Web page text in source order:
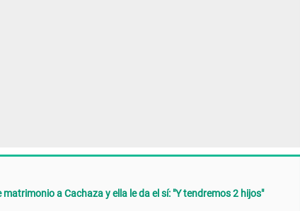
a Cachaza y ella le da el sí: "Y tendremos 2 hijos"